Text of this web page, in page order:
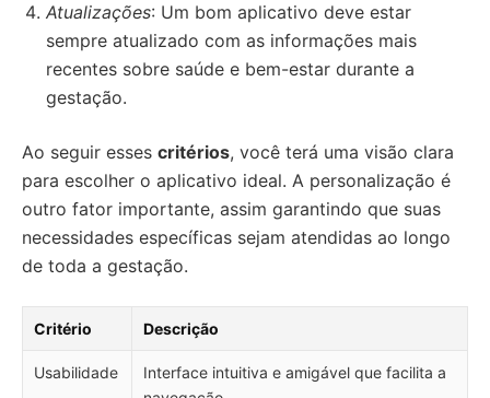
Atualizações: Um bom aplicativo deve estar
sempre atualizado com as informações mais
recentes sobre saúde e bem-estar durante a
gestação.
Ao seguir esses critérios, você terá uma visão clara
para escolher o aplicativo ideal. A personalização é
outro fator importante, assim garantindo que suas
necessidades específicas sejam atendidas ao longo
de toda a gestação.
Critério Descrição
Usabilidade
Interface intuitiva e amigável que facilita a